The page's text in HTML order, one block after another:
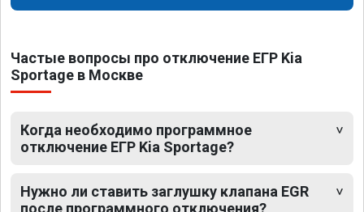
Частые вопросы про отключение ЕГР Kia
Sportage в Москве
Когда необходимо программное
отключение ЕГР Kia Sportage?
Нужно ли ставить заглушку клапана EGR